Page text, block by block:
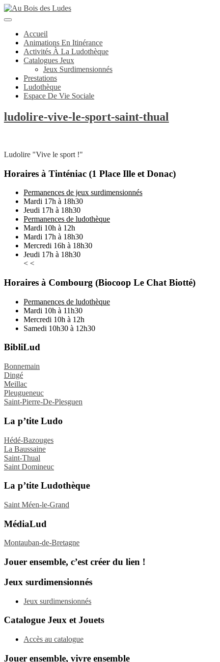
Skip
to
Open
ButtonAccueil
Animations En Itinérance
Activités À La Ludothèque
Catalogues Jeux
Jeux Surdimensionnés
Prestations
Ludothèque
Espace De Vie Sociale
Close
Button
ludolire-vive-le-sport-saint-thual
saint-
thual
Ludolire "Vive le sport !"
Horaires à Tinténiac (1 Place Ille et Donac)
Permanences de jeux surdimensionnés
Mardi 17h à 18h30
Jeudi 17h à 18h30
Permanences de ludothèque
Mardi 10h à 12h
Mardi 17h à 18h30
Mercredi 16h à 18h30
Jeudi 17h à 18h30
< <
Horaires à Combourg (Biocoop Le Chat Biotté)
Permanences de ludothèque
Mardi 10h à 11h30
Mercredi 10h à 12h
Samedi 10h30 à 12h30
BibliLud
Bonnemain
Dingé
Meillac
Pleugueneuc
Saint-Pierre-De-Plesguen
La p’tite Ludo
Hédé-Bazouges
La Baussaine
Saint-Thual
Saint Domineuc
La p’tite Ludothèque
Saint Méen-le-Grand
MédiaLud
Montauban-de-Bretagne
Jouer ensemble, c’est créer du lien !
Jeux surdimensionnés
Jeux surdimensionnés
Catalogue Jeux et Jouets
Accès au catalogue
Jouer ensemble, vivre ensemble